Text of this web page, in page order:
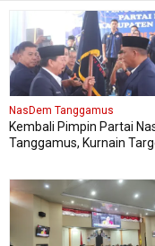
NasDem Tanggamus
Kembali Pimpin Partai
Tanggamus, Kurnain